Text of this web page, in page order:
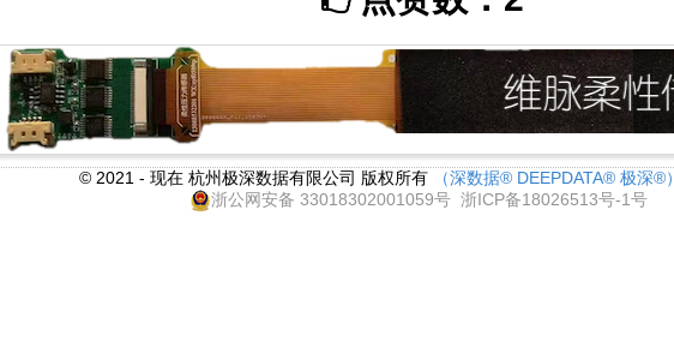
© 2021 - 现在 杭州极深数据有限公司 版权所有 （深数据® DEEPDATA® 极深®）
浙公网安备 33018302001059号 浙ICP备18026513号-1号